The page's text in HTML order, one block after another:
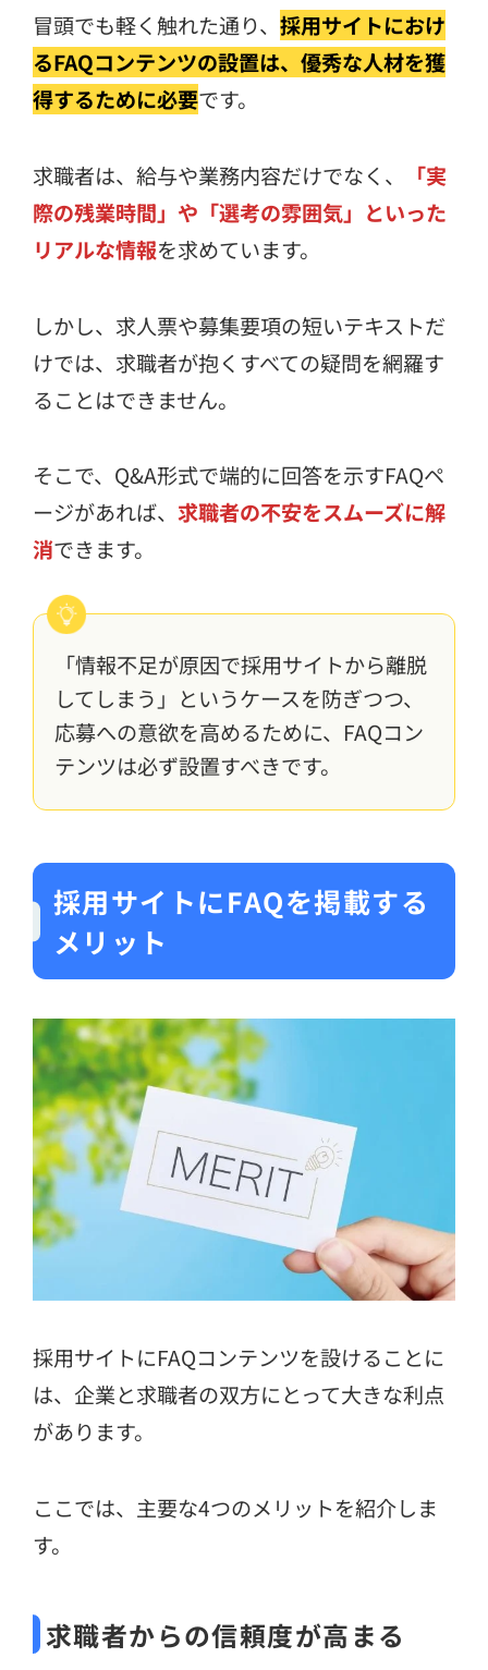
冒頭でも軽く触れた通り、 採用サイトにおけ
るFAQコンテンツの設置は、優秀な人材を獲
得するために必要です。
求職者は、給与や業務内容だけでなく、
「実
際の残業時間」や「選考の雰囲気」といった
リアルな情報を求めています。
しかし、求人票や募集要項の短いテキストだ
けでは、求職者が抱くすべての疑問を網羅す
ることはできません。
そこで、Q&A形式で端的に回答を示すFAQペ
ージがあれば、 求職者の不安をスムーズに解
消できます。
「情報不足が原因で採用サイトから離脱
してしまう」というケースを防ぎつつ、
応募への意欲を高めるために、FAQコン
テンツは必ず設置すべきです。
採用サイトにFAQを掲載する
メリット
採用サイトにFAQコンテンツを設けることに
は、企業と求職者の双方にとって大きな利点
があります。
ここでは、主要な4つのメリットを紹介しま
す。
求職者からの信頼度が高まる